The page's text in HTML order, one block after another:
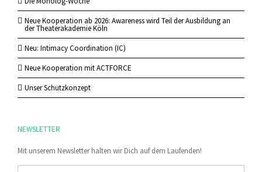
Neue Kooperation ab 2026: Awareness wird Teil der Ausbildung an
der Theaterakademie Köln
Neu: Intimacy Coordination (IC)
Neue Kooperation mit ACTFORCE
Unser Schutzkonzept
NEWSLETTER
Mit unserem Newsletter halten wir Dich auf dem Laufenden!